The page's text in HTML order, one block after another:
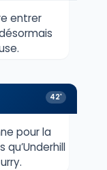
entrer
42'
pour la